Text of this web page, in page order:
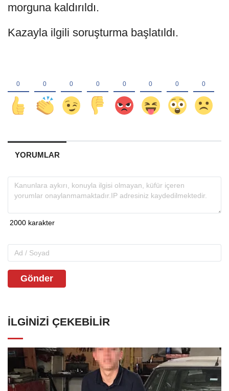
morguna kaldırıldı.
Kazayla ilgili soruşturma başlatıldı.
YORUMLAR
Gönder
İLGINIZI ÇEKEBILIR